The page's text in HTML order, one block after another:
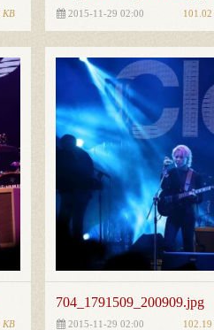
KB 2015-11-29 02:00 101.02
KB
704_1791509_200909.jpg
2015-11-29 02:00 102.19